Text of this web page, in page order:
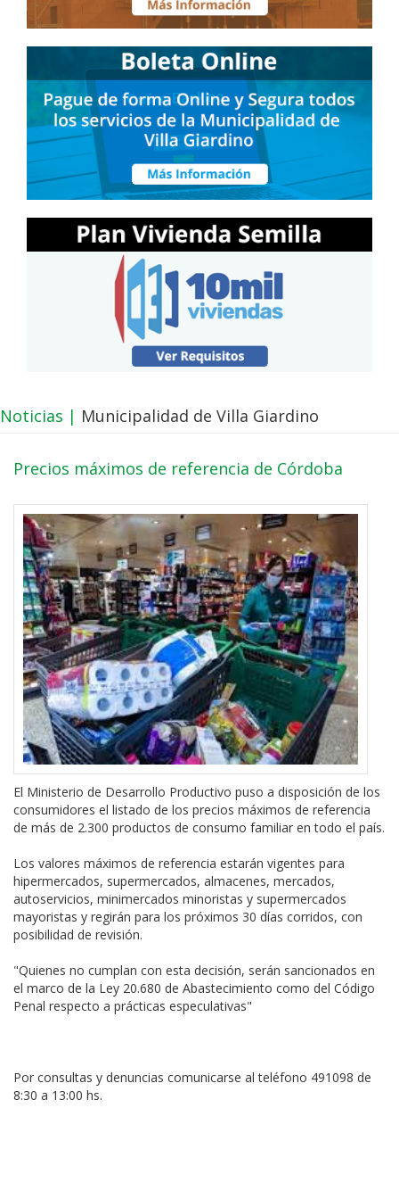
Noticias | Municipalidad de Villa Giardino
Precios máximos de referencia de Córdoba
El Ministerio de Desarrollo Productivo puso a disposición de los
consumidores el listado de los precios máximos de referencia
de más de 2.300 productos de consumo familiar en todo el país.
Los valores máximos de referencia estarán vigentes para
hipermercados, supermercados, almacenes, mercados,
autoservicios, minimercados minoristas y supermercados
mayoristas y regirán para los próximos 30 días corridos, con
posibilidad de revisión.
"Quienes no cumplan con esta decisión, serán sancionados en
el marco de la Ley 20.680 de Abastecimiento como del Código
Penal respecto a prácticas especulativas"
Por consultas y denuncias comunicarse al teléfono 491098 de
8:30 a 13:00 hs.